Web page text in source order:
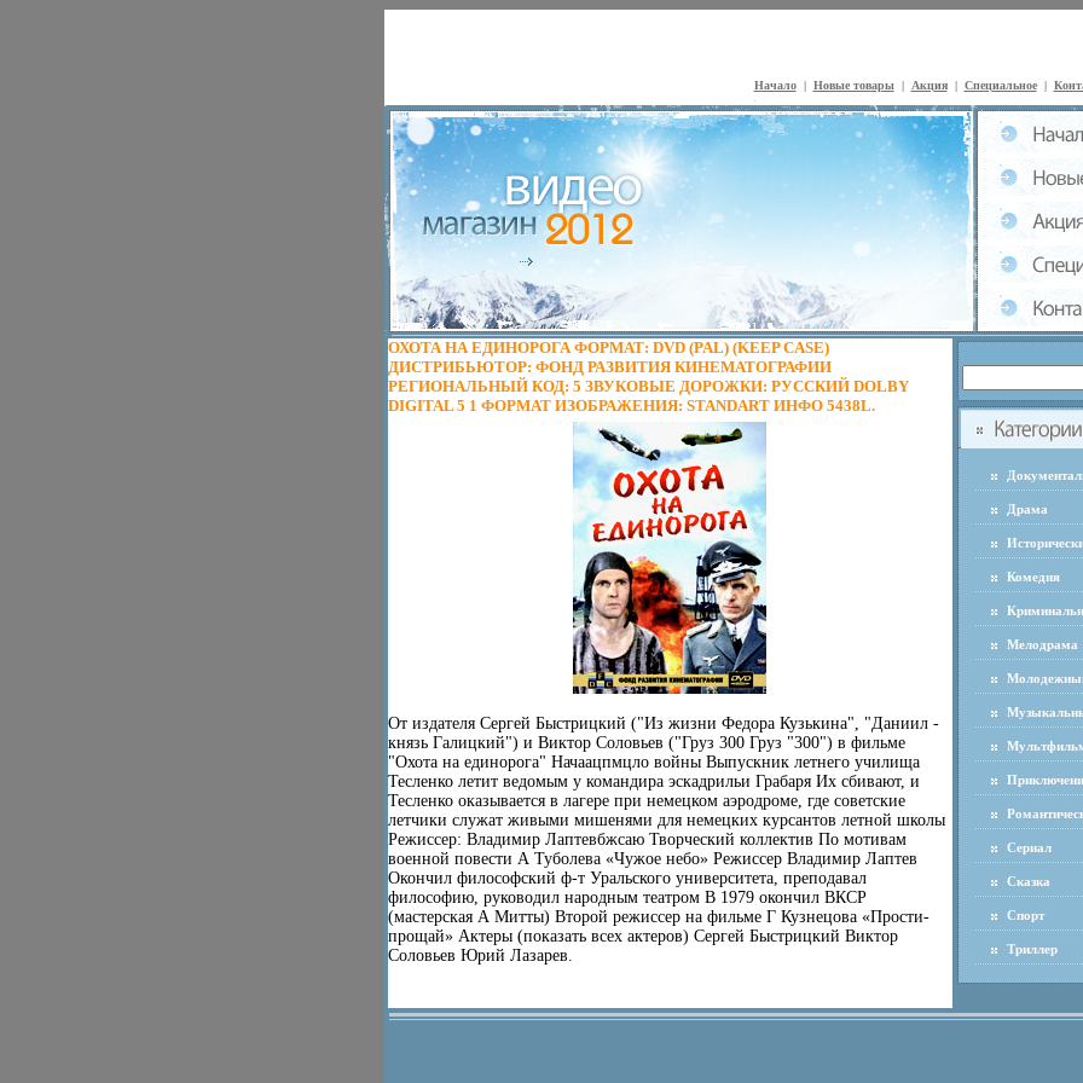
Начало| Новые товары| Акция| Специальное|
ОХОТА НА ЕДИНОРОГА ФОРМАТ: DVD (PAL) (KEEP CASE)
ДИСТРИБЬЮТОР: ФОНД РАЗВИТИЯ КИНЕМАТОГРАФИИ
РЕГИОНАЛЬНЫЙ КОД: 5 ЗВУКОВЫЕ ДОРОЖКИ: РУССКИЙ DOLBY
DIGITAL 5 1 ФОРМАТ ИЗОБРАЖЕНИЯ: STANDART ИНФО 5438L.
От издателя Сергей Быстрицкий ("Из жизни Федора Кузькина", "Даниил -
князь Галицкий") и Виктор Соловьев ("Груз 300 Груз "300") в фильме
"Охота на единорога" Начаацпмцло войны Выпускник летнего училища
Тесленко летит ведомым у командира эскадрильи Грабаря Их сбивают, и
Тесленко оказывается в лагере при немецком аэродроме, где советские
летчики служат живыми мишенями для немецких курсантов летной школы
Режиссер: Владимир Лаптевбжсаю Творческий коллектив По мотивам
военной повести А Туболева «Чужое небо» Режиссер Владимир Лаптев
Окончил философский ф-т Уральского университета, преподавал
философию, руководил народным театром В 1979 окончил ВКСР
(мастерская А Митты) Второй режиссер на фильме Г Кузнецова «Прости-
прощай» Актеры (показать всех актеров) Сергей Быстрицкий Виктор
Соловьев Юрий Лазарев.
Драма
Комедия
Мелодрама
Сериал
Сказка
Спорт
Триллер